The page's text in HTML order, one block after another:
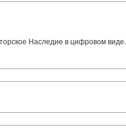
Наследие в цифровом виде.